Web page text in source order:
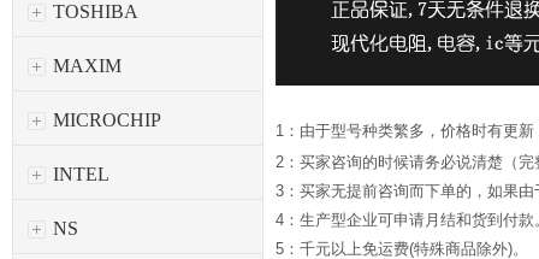
TOSHIBA
MAXIM
MICROCHIP
INTEL
NS
1：由于型号种类繁多，价格时有更
2：买家咨询的时候请务必说清楚（
3：买家无提前咨询而下单的，如果
4：生产型企业可申请月结和货到付款
5：千元以上免运费(特殊商品除外)。